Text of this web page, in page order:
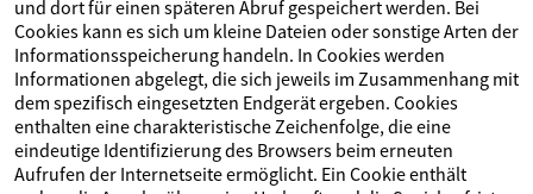
und dort für einen späteren Abruf gespeichert werden. Bei
Cookies kann es sich um kleine Dateien oder sonstige Arten der
Informationsspeicherung handeln. In Cookies werden
Informationen abgelegt, die sich jeweils im Zusammenhang mit
dem spezifisch eingesetzten Endgerät ergeben. Cookies
enthalten eine charakteristische Zeichenfolge, die eine
eindeutige Identifizierung des Browsers beim erneuten
Aufrufen der Internetseite ermöglicht. Ein Cookie enthält